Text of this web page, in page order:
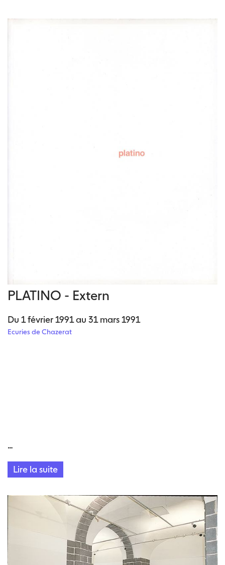
PLATINO - Extern
Du 1 février 1991 au 31 mars 1991
Ecuries de Chazerat
…
Lire la suite